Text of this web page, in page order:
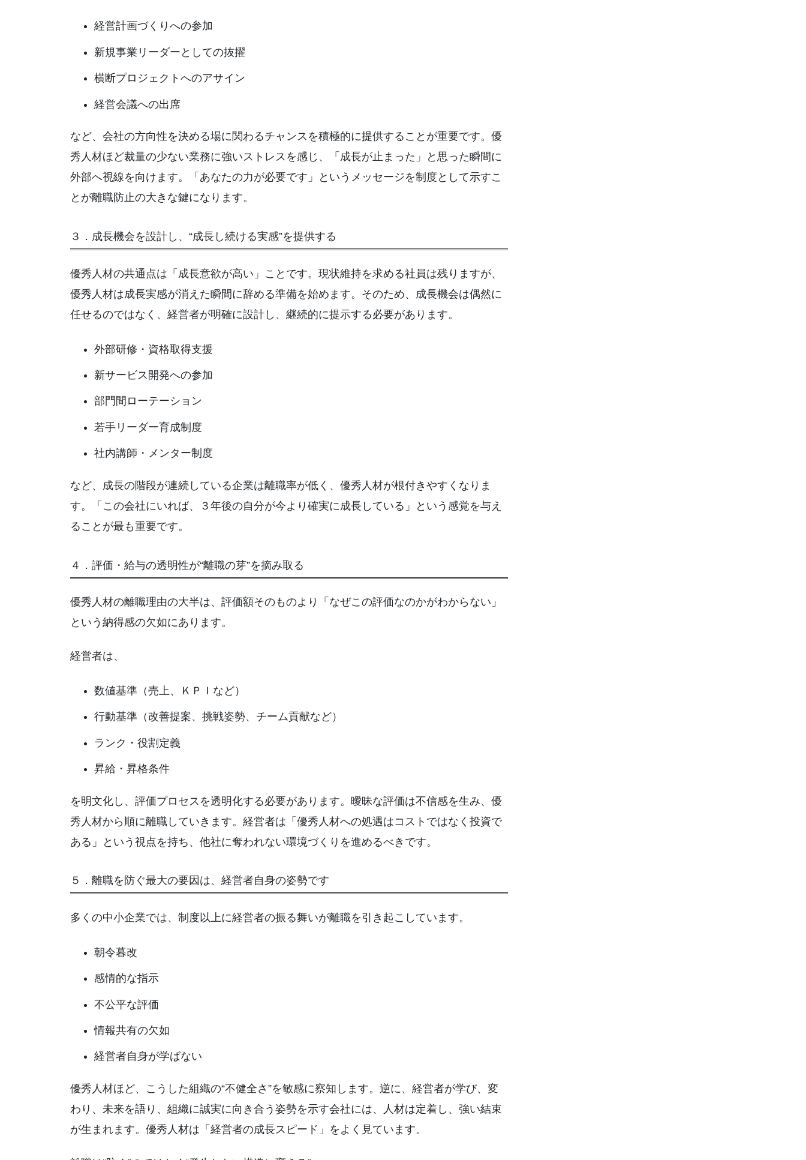
経営計画づくりへの参加
新規事業リーダーとしての抜擢
横断プロジェクトへのアサイン
経営会議への出席
など、会社の方向性を決める場に関わるチャンスを積極的に提供することが重要です。優
秀人材ほど裁量の少ない業務に強いストレスを感じ、「成長が止まった」と思った瞬間に
外部へ視線を向けます。「あなたの力が必要です」というメッセージを制度として示すこ
とが離職防止の大きな鍵になります。
３．成長機会を設計し、“成長し続ける実感”を提供する
優秀人材の共通点は「成長意欲が高い」ことです。現状維持を求める社員は残りますが、
優秀人材は成長実感が消えた瞬間に辞める準備を始めます。そのため、成長機会は偶然に
任せるのではなく、経営者が明確に設計し、継続的に提示する必要があります。
外部研修・資格取得支援
新サービス開発への参加
部門間ローテーション
若手リーダー育成制度
社内講師・メンター制度
など、成長の階段が連続している企業は離職率が低く、優秀人材が根付きやすくなりま
す。「この会社にいれば、３年後の自分が今より確実に成長している」という感覚を与え
ることが最も重要です。
４．評価・給与の透明性が“離職の芽”を摘み取る
優秀人材の離職理由の大半は、評価額そのものより「なぜこの評価なのかがわからない」
という納得感の欠如にあります。
経営者は、
数値基準（売上、ＫＰＩなど）
行動基準（改善提案、挑戦姿勢、チーム貢献など）
ランク・役割定義
昇給・昇格条件
を明文化し、評価プロセスを透明化する必要があります。曖昧な評価は不信感を生み、優
秀人材から順に離職していきます。経営者は「優秀人材への処遇はコストではなく投資で
ある」という視点を持ち、他社に奪われない環境づくりを進めるべきです。
５．離職を防ぐ最大の要因は、経営者自身の姿勢です
多くの中小企業では、制度以上に経営者の振る舞いが離職を引き起こしています。
朝令暮改
感情的な指示
不公平な評価
情報共有の欠如
経営者自身が学ばない
優秀人材ほど、こうした組織の“不健全さ”を敏感に察知します。逆に、経営者が学び、変
わり、未来を語り、組織に誠実に向き合う姿勢を示す会社には、人材は定着し、強い結束
が生まれます。優秀人材は「経営者の成長スピード」をよく見ています。